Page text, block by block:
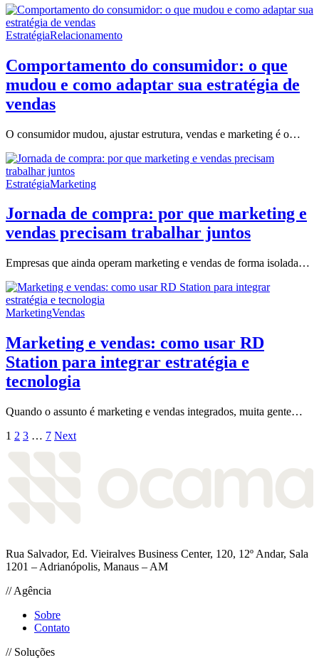
EstratégiaRelacionamento
Comportamento do consumidor: o que
mudou e como adaptar sua estratégia de
vendas
O consumidor mudou, ajustar estrutura, vendas e marketing é o…
EstratégiaMarketing
Jornada de compra: por que marketing e
vendas precisam trabalhar juntos
Empresas que ainda operam marketing e vendas de forma isolada…
MarketingVendas
Marketing e vendas: como usar RD
Station para integrar estratégia e
tecnologia
Quando o assunto é marketing e vendas integrados, muita gente…
1 2 3 … 7 Next
Rua Salvador, Ed. Vieiralves Business Center, 120, 12º Andar, Sala
1201 – Adrianópolis, Manaus – AM
// Agência
Sobre
Contato
// Soluções